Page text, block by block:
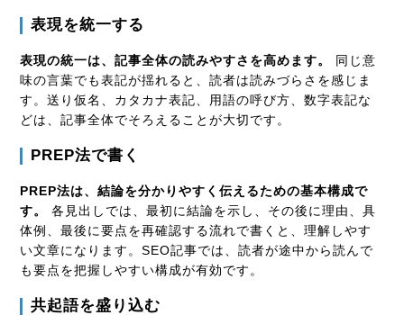
表現を統一する
表現の統一は、記事全体の読みやすさを高めます。
同じ意
味の言葉でも表記が揺れると、読者は読みづらさを感じま
す。送り仮名、カタカナ表記、用語の呼び方、数字表記な
どは、記事全体でそろえることが大切です。
PREP法で書く
PREP法は、結論を分かりやすく伝えるための基本構成で
す。
各見出しでは、最初に結論を示し、その後に理由、具
体例、最後に要点を再確認する流れで書くと、理解しやす
い文章になります。SEO記事では、読者が途中から読んで
も要点を把握しやすい構成が有効です。
共起語を盛り込む